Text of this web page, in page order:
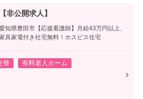
【非公開求人】
知県豊田市【応援看護師】月給43万円以上、
具家電付き社宅無料！ホスピス住宅
替
有料老人ホーム